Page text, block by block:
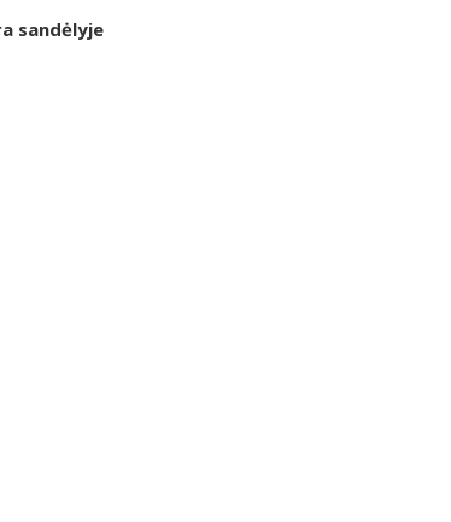
sandėlyje